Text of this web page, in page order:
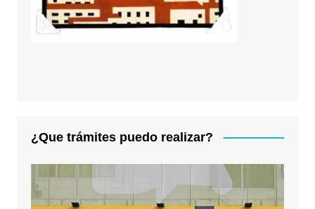
¿Que trámites puedo realizar?